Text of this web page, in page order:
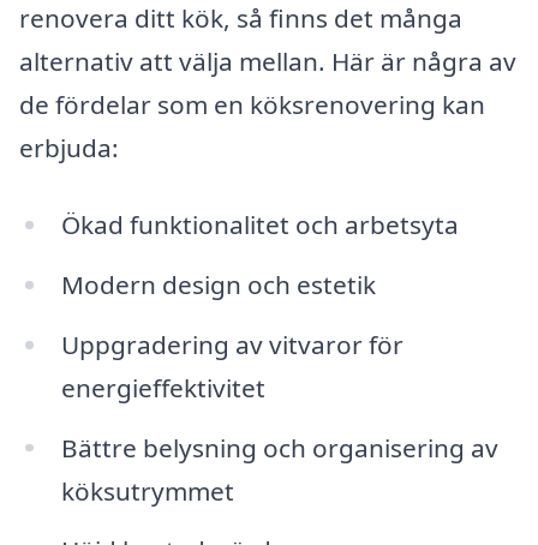
renovera ditt kök, så finns det många
alternativ att välja mellan. Här är några av
de fördelar som en köksrenovering kan
erbjuda:
Ökad funktionalitet och arbetsyta
Modern design och estetik
Uppgradering av vitvaror för
energieffektivitet
Bättre belysning och organisering av
köksutrymmet